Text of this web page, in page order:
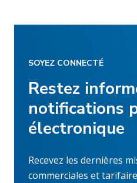
SOYEZ CONNECTÉ
Restez
notifications
électronique
Recevez les dernières
commerciales et